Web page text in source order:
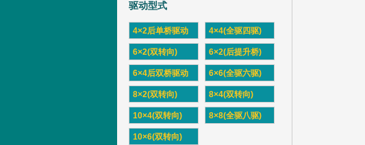
驱动型式
4×2后单桥驱动 4×4(全驱四驱)
6×2(双转向) 6×2(后提升桥)
6×4后双桥驱动 6×6(全驱六驱)
8×2(双转向) 8×4(双转向)
10×4(双转向) 8×8(全驱八驱)
10×6(双转向)